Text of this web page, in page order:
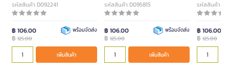
รหัสสินค้า D092241
฿ 106.00
฿ 125.00
พร้อมจัดส่ง
เพิ่มสินค้า
รหัสสินค้า D095815
฿ 106.00
฿ 125.00
พร้อมจัดส่ง
เพิ่มสินค้า
รหัสสินค้า
฿ 106.00
฿125.00